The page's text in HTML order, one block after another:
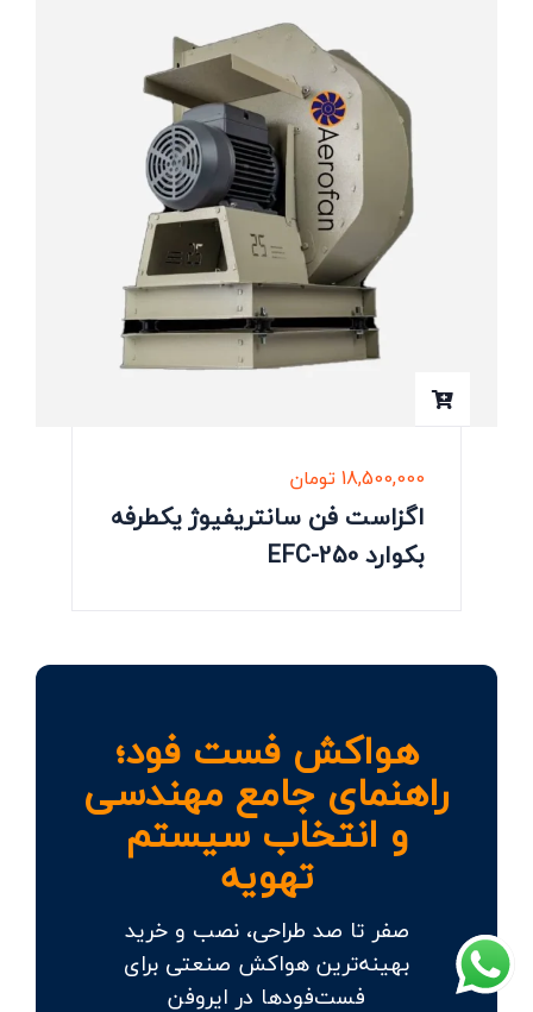
18,500,000تومان
اگزاست فن سانتریفیوژ یکطرفه
بکوارد EFC-250
هواکش فست فود؛
راهنمای جامع مهندسی
و انتخاب سیستم
تهویه
صفر تا صد طراحی، نصب و خرید
بهینه‌ترین هواکش صنعتی برای
فست‌فودها در ایروفن